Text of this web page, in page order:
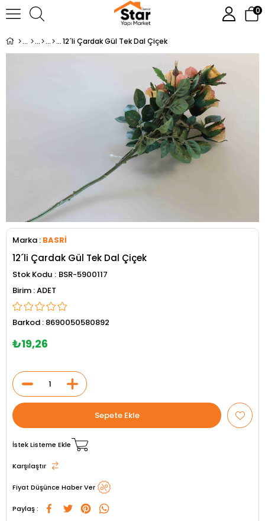
0
12´li Çardak Gül Tek Dal Çiçek
Marka : BASRİ
12´li Çardak Gül Tek Dal Çiçek
Stok Kodu
BSR-5900117
ADET
Barkod : 8690050580892
₺19,26
İstek Listeme Ekle
Karşılaştır
Fiyat Düşünce Haber Ver
Paylaş :